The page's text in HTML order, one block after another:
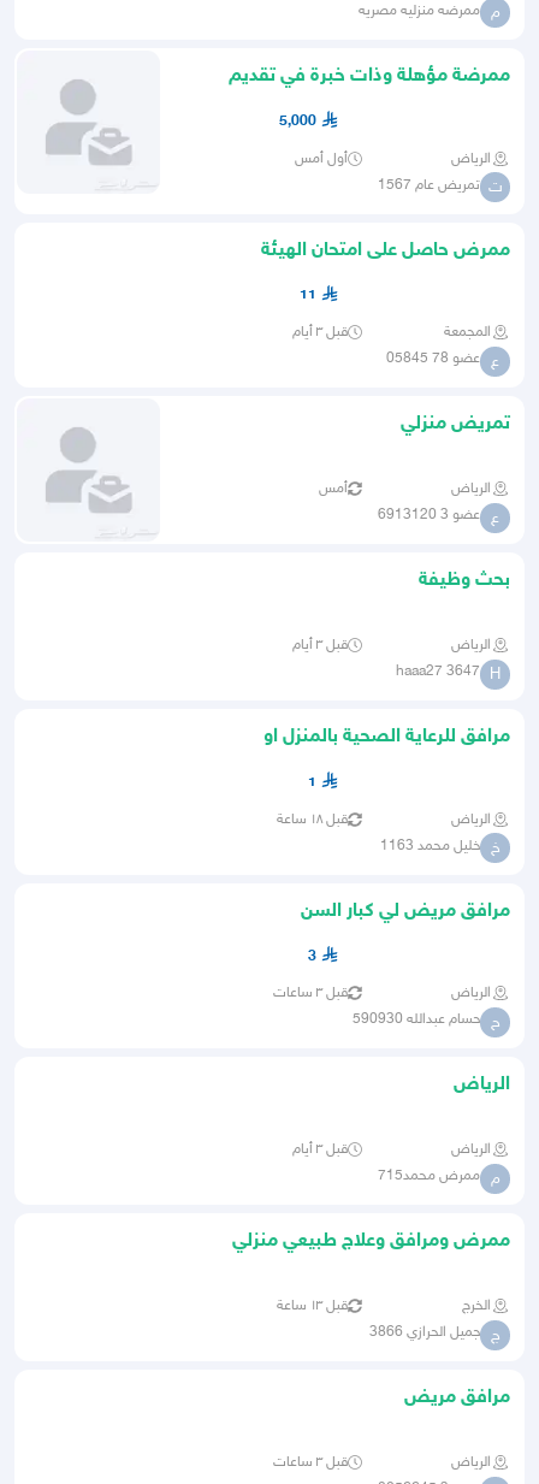
م ممرضه منزليه مصريه
ممرضة مؤهلة وذات خبرة في تقديم
5,000
الرياض أول أمس
ت تمريض عام 1567
ممرض حاصل على امتحان الهيئة
11
المجمعة قبل ٣ أيام
ع عضو 78 05845
تمريض منزلي
الرياض أمس
ع عضو 3 6913120
بحث وظيفة
الرياض قبل ٣ أيام
H
haaa27 3647
مرافق للرعاية الصحية بالمنزل او
1
الرياض قبل ١٨ ساعة
خ خليل محمد 1163
مرافق مريض لي كبار السن
3
الرياض قبل ٣ ساعات
ح حسام عبدالله 590930
الرياض
الرياض قبل ٣ أيام
م ممرض محمد715
ممرض ومرافق وعلاج طبيعي منزلي
الخرج قبل ١٣ ساعة
ج جميل الحرازي 3866
مرافق مريض
الرياض قبل ٣ ساعات